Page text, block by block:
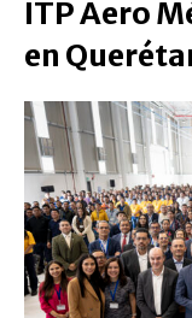
ITP Aero
en